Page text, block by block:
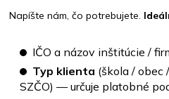
Napíšte nám, čo potrebujete.
IČO a názov inštitúcie /
Typ klienta (škola / obec
SZČO) — určuje platobné